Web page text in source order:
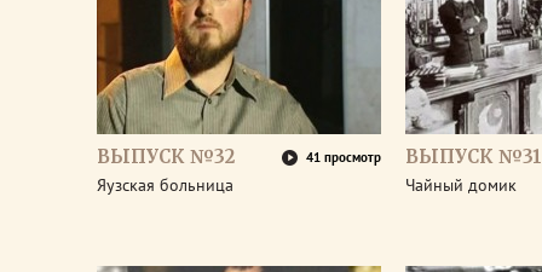
ВЫПУСК №32 41 просмотр
Яузская больница
ВЫПУСК №31
Чайный домик